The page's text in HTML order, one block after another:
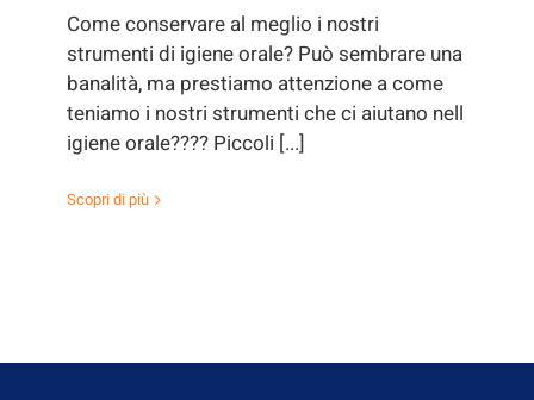
Come conservare al meglio i nostri
strumenti di igiene orale? Può sembrare una
banalità, ma prestiamo attenzione a come
teniamo i nostri strumenti che ci aiutano nell
igiene orale???? Piccoli [...]
Scopri di più